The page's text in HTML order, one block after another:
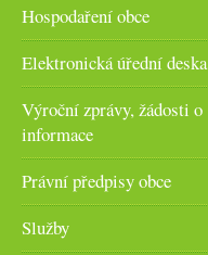
Hospodaření obce
Elektronická úřední deska
Výroční zprávy, žádosti o
informace
Právní předpisy obce
Služby